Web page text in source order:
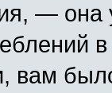
—
вам